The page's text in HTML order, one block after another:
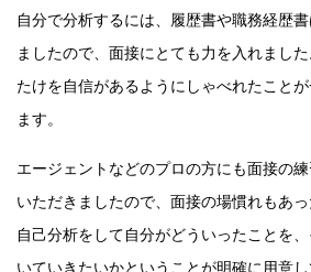
自分で分析するには、履歴書や職務経歴
ましたので、面接にとても力を入れまし
たけを自信があるようにしゃべれたこと
ます。
エージェントなどのプロの方にも面接の
いただきましたので、面接の場慣れもあ
自己分析をして自分がどういったことを
いていきたいかということが明確に用意